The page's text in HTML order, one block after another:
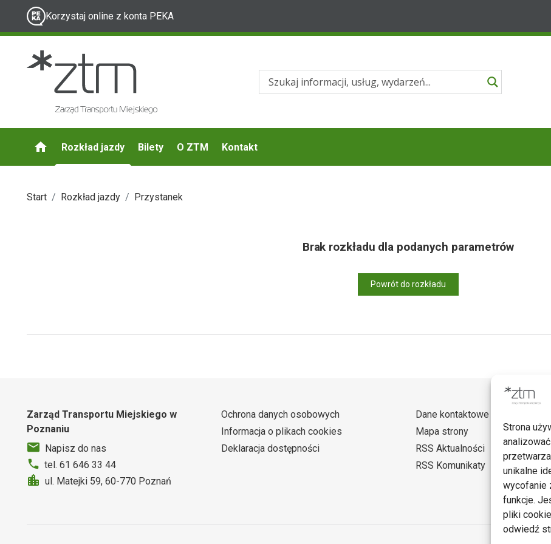
Strona
unikalne
wycofanie
funkcje.
pliki
odwiedź
Korzystaj online z konta PEKA
Rozkład jazdy Bilety O ZTM Kontakt
Start Rozkład jazdy Przystanek
Brak rozkładu dla podanych parametrów
Powrót do rozkładu
Zarząd Transportu Miejskiego w
Poznaniu
Napisz do nas
tel. 61 646 33 44
ul. Matejki 59, 60-770 Poznań
Ochrona danych osobowych
Informacja o plikach cookies
Deklaracja dostępności
Dane kontaktowe
Mapa strony
RSS Aktualności
RSS Komunikaty